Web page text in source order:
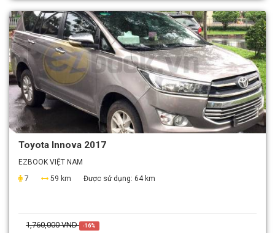
Toyota Innova 2017
EZBOOK VIỆT NAM
7
59 km Được sử dụng: 64 km
1,760,000 VND -16%